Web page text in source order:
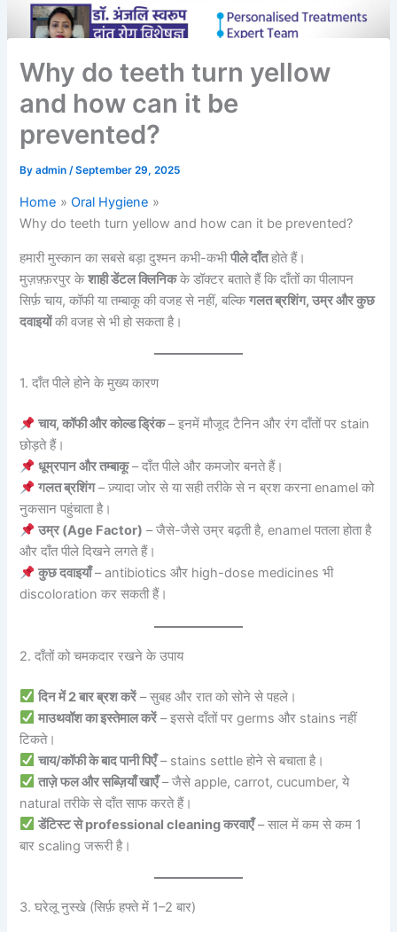
Why do teeth turn yellow
and how can it be
prevented?
Byadmin/September 29, 2025
Home
Oral Hygiene
Why do teeth turn yellow and how can it be prevented?
हमारी मुस्कान का सबसे बड़ा दुश्मन कभी-कभीपीले दाँतहोते हैं।
मुज़फ़्फ़रपुर केशाही डेंटल क्लिनिकके डॉक्टर बताते हैं कि दाँतों का पीलापन
सिर्फ़ चाय, कॉफी या तम्बाकू की वजह से नहीं, बल्किगलत ब्रशिंग, उम्र और कुछ
दवाइयोंकी वजह से भी हो सकता है।
1. दाँत पीले होने के मुख्य कारण
चाय, कॉफी और कोल्ड ड्रिंक– इनमें मौजूद टैनिन और रंग दाँतों पर stain
छोड़ते हैं।
धूम्रपान और तम्बाकू– दाँत पीले और कमजोर बनते हैं।
गलत ब्रशिंग– ज़्यादा जोर से या सही तरीके से न ब्रश करना enamel को
नुकसान पहुंचाता है।
उम्र (Age Factor) – जैसे-जैसे उम्र बढ़ती है, enamel पतला होता है
और दाँत पीले दिखने लगते हैं।
कुछ दवाइयाँ– antibiotics और high-dose medicines भी
discoloration कर सकती हैं।
2. दाँतों को चमकदार रखने के उपाय
दिन में 2 बार ब्रश करें– सुबह और रात को सोने से पहले।
माउथवॉश का इस्तेमाल करें– इससे दाँतों पर germs और stains नहीं
टिकते।
चाय/कॉफी के बाद पानी पिएँ– stains settle होने से बचाता है।
ताज़े फल और सब्ज़ियाँ खाएँ– जैसे apple, carrot, cucumber, ये
natural तरीके से दाँत साफ करते हैं।
डेंटिस्ट से professional cleaning करवाएँ– साल में कम से कम 1
बार scaling जरूरी है।
3. घरेलू नुस्खे (सिर्फ़ हफ्ते में 1–2 बार)